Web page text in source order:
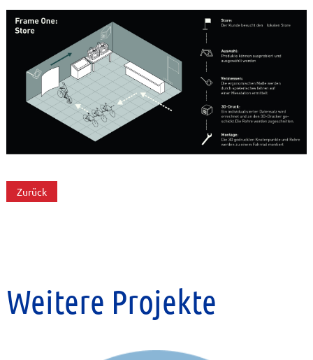
Zurück
Weitere Projekte